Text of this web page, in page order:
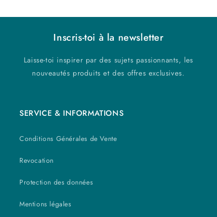
Inscris-toi à la newsletter
Laisse-toi inspirer par des sujets passionnants, les
nouveautés produits et des offres exclusives.
SERVICE & INFORMATIONS
Conditions Générales de Vente
Revocation
Protection des données
Mentions légales